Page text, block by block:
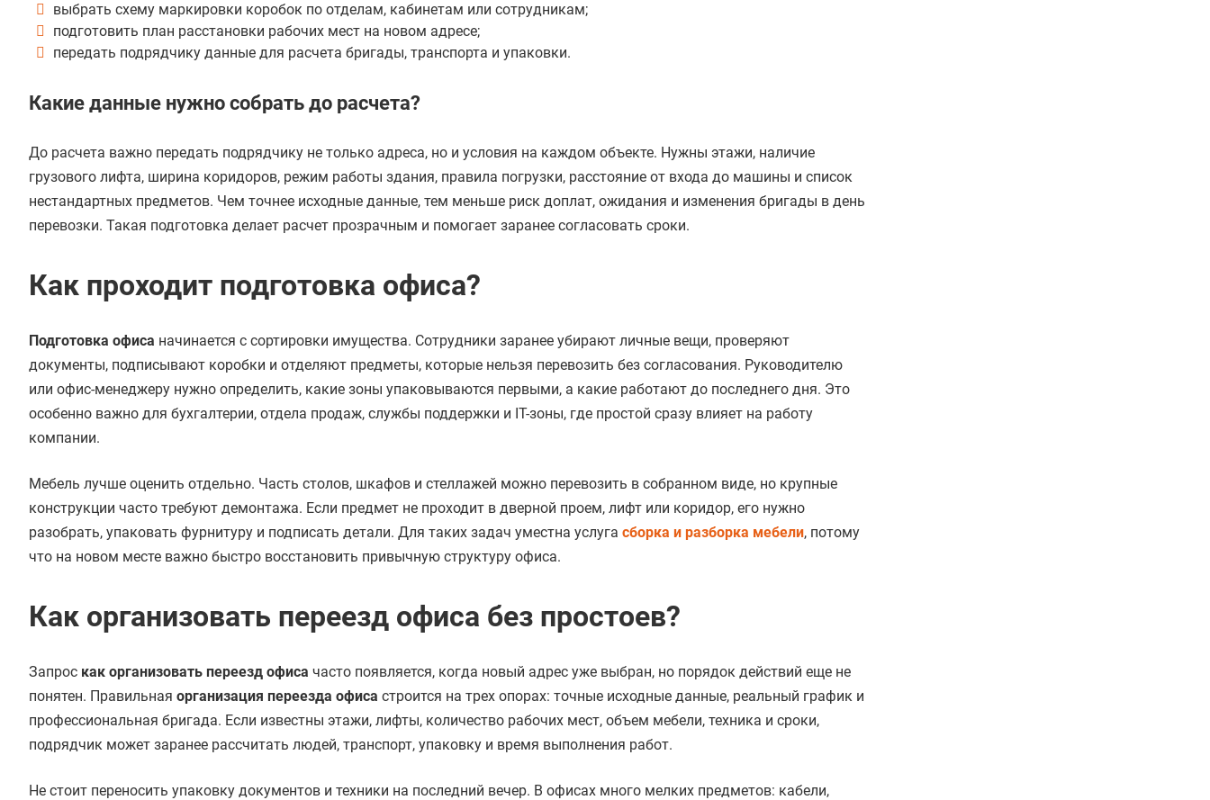
выбрать схему маркировки коробок по отделам, кабинетам или сотрудникам;
подготовить план расстановки рабочих мест на новом адресе;
передать подрядчику данные для расчета бригады, транспорта и упаковки.
Какие данные нужно собрать до расчета?
До расчета важно передать подрядчику не только адреса, но и условия на каждом объекте. Нужны этажи, наличие
грузового лифта, ширина коридоров, режим работы здания, правила погрузки, расстояние от входа до машины и список
нестандартных предметов. Чем точнее исходные данные, тем меньше риск доплат, ожидания и изменения бригады в день
перевозки. Такая подготовка делает расчет прозрачным и помогает заранее согласовать сроки.
Как проходит подготовка офиса?
Подготовка офиса начинается с сортировки имущества. Сотрудники заранее убирают личные вещи, проверяют
документы, подписывают коробки и отделяют предметы, которые нельзя перевозить без согласования. Руководителю
или офис-менеджеру нужно определить, какие зоны упаковываются первыми, а какие работают до последнего дня. Это
особенно важно для бухгалтерии, отдела продаж, службы поддержки и IT-зоны, где простой сразу влияет на работу
компании.
Мебель лучше оценить отдельно. Часть столов, шкафов и стеллажей можно перевозить в собранном виде, но крупные
конструкции часто требуют демонтажа. Если предмет не проходит в дверной проем, лифт или коридор, его нужно
разобрать, упаковать фурнитуру и подписать детали. Для таких задач уместна услуга сборка и разборка мебели, потому
что на новом месте важно быстро восстановить привычную структуру офиса.
Как организовать переезд офиса без простоев?
Запрос как организовать переезд офиса часто появляется, когда новый адрес уже выбран, но порядок действий еще не
понятен. Правильная организация переезда офиса строится на трех опорах: точные исходные данные, реальный график и
профессиональная бригада. Если известны этажи, лифты, количество рабочих мест, объем мебели, техника и сроки,
подрядчик может заранее рассчитать людей, транспорт, упаковку и время выполнения работ.
Не стоит переносить упаковку документов и техники на последний вечер. В офисах много мелких предметов: кабели,